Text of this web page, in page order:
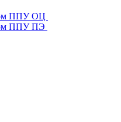
ППУ ОЦ
ППУ ПЭ